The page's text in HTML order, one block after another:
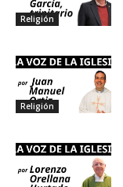
Religión
Religión